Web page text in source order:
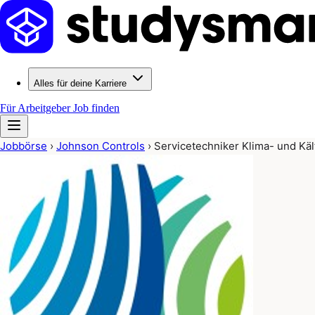
Alles für deine Karriere
Für ArbeitgeberJob finden
Jobbörse › Johnson Controls › Servicetechniker Klima- und